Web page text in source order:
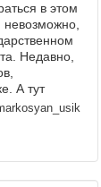
в этом
Недавно,
А тут
типа,